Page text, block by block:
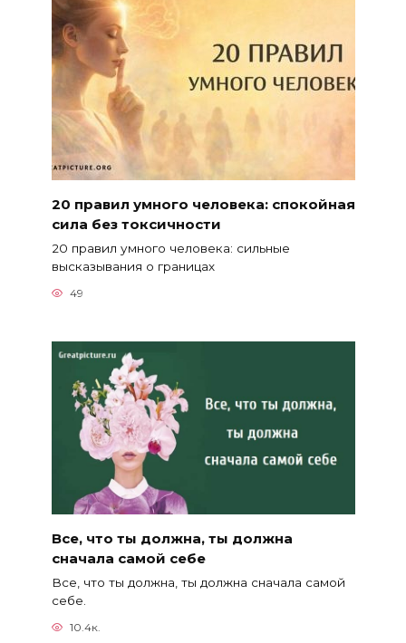
20 правил умного человека: спокойная
сила без токсичности
20 правил умного человека: сильные
высказывания о границах
49
Все, что ты должна, ты должна
сначала самой себе
Все, что ты должна, ты должна сначала самой
себе.
10.4к.